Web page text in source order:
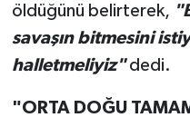
öldüğünü belirterek,
savaşın bitmesini
halletmeliyiz"dedi.
"ORTA DOĞU